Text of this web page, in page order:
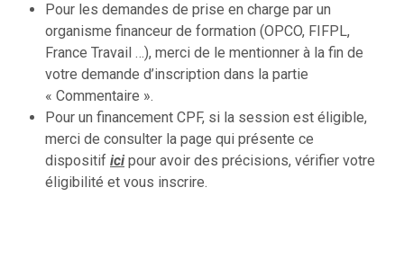
Pour les demandes de prise en charge par un
organisme financeur de formation (OPCO, FIFPL,
France Travail …), merci de le mentionner à la fin de
votre demande d’inscription dans la partie
« Commentaire ».
Pour un financement CPF, si la session est éligible,
merci de consulter la page qui présente ce
dispositif icipour avoir des précisions, vérifier votre
éligibilité et vous inscrire.